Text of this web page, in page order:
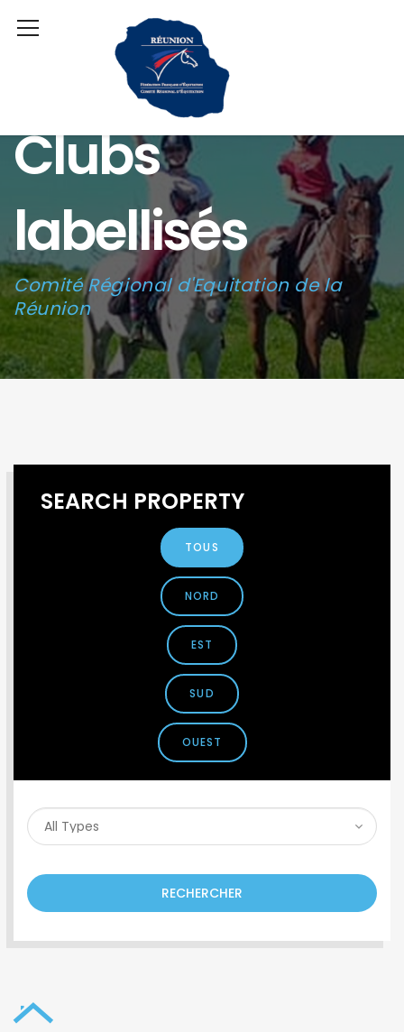
Clubs
labellisés
Comité Régional d'Equitation de la
Réunion
SEARCH PROPERTY
TOUS
NORD
EST
SUD
OUEST
RECHERCHER